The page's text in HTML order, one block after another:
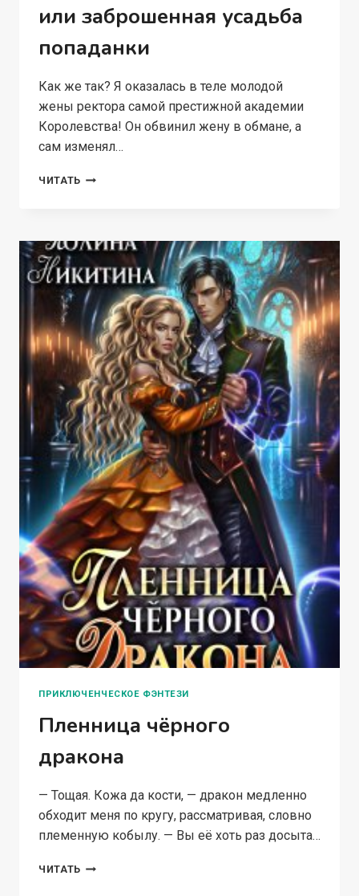
или заброшенная усадьба
попаданки
Как же так? Я оказалась в теле молодой
жены ректора самой престижной академии
Королевства! Он обвинил жену в обмане, а
сам изменял…
ЧИТАТЬ ОБМАНУТАЯ
ЗАБРОШЕННАЯ
УСАДЬБА
ПОПАДАНКИ
ПРИКЛЮЧЕНЧЕСКОЕ ФЭНТЕЗИ
Пленница чёрного
дракона
— Тощая. Кожа да кости, — дракон медленно
обходит меня по кругу, рассматривая, словно
племенную кобылу. — Вы её хоть раз досыта…
ЧИТАТЬ ПЛЕННИЦА